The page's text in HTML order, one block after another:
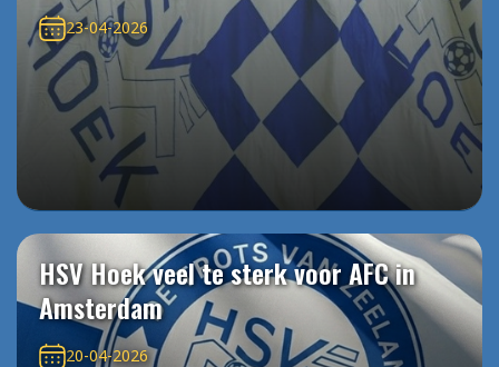
23-04-2026
HSV Hoek veel te sterk voor AFC in
Amsterdam
20-04-2026